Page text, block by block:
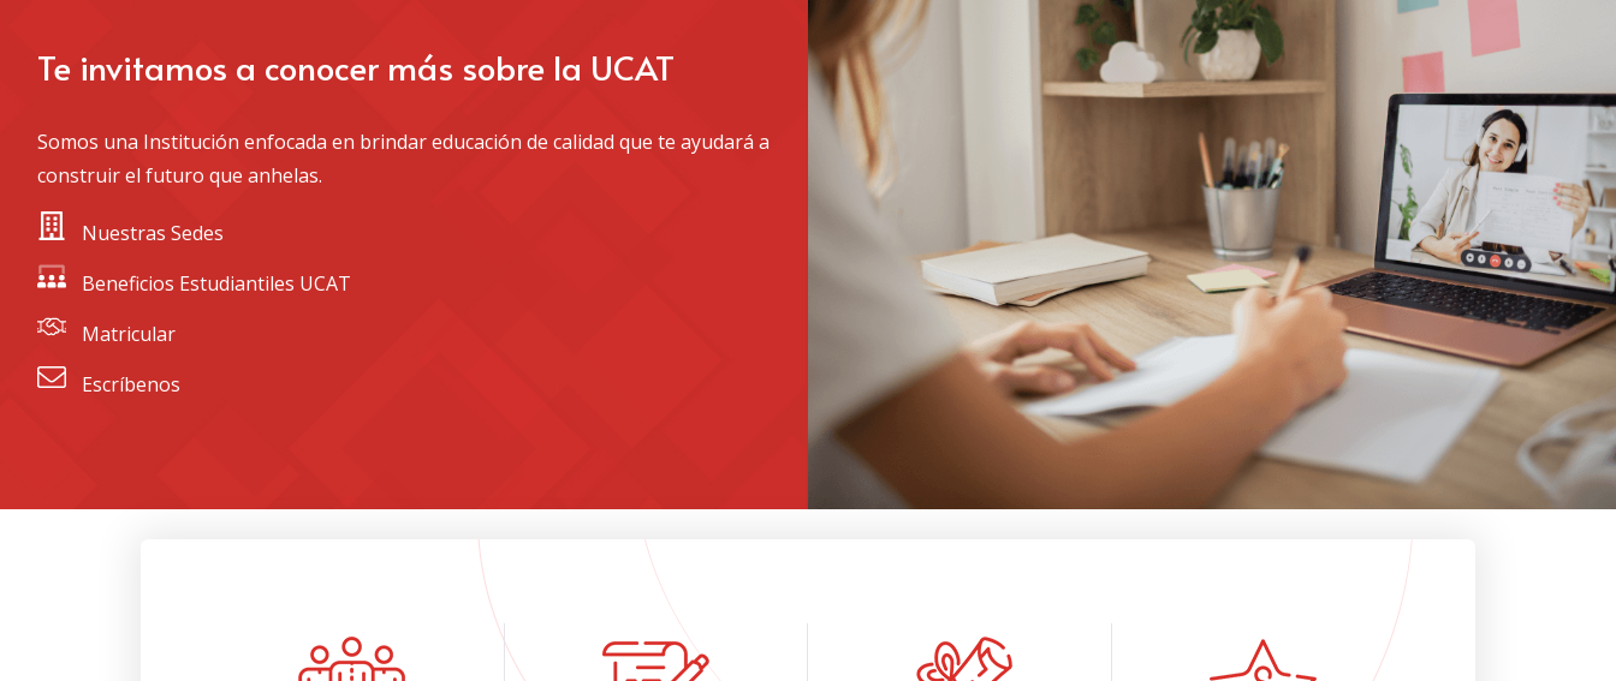
Te invitamos a conocer más sobre la UCAT
Somos una Institución enfocada en brindar educación de calidad que te ayudará a
construir el futuro que anhelas.
Nuestras Sedes
Beneficios Estudiantiles UCAT
Matricular
Escríbenos